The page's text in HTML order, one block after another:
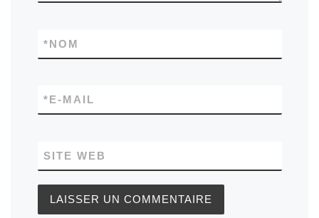
NOM
*
E-MAIL
*
SITE WEB